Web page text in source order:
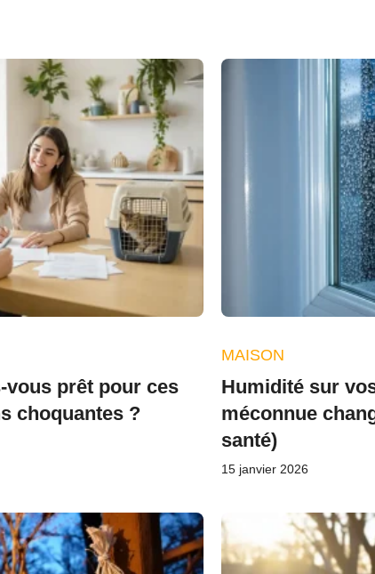
vous prêt pour ces
choquantes ?
MAISON
Humidité sur
méconnue
santé)
15 janvier 2026